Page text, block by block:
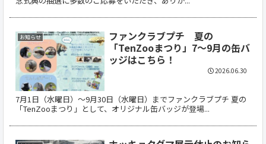
お知らせ
ファンクラブプチ 夏の
「TenZooまつり」7～9月の缶バ
ッジはこちら！
7月1日（水曜日）～9月30日（水曜日）までファンクラブプチ 夏の
「TenZooまつり」として、オリジナル缶バッジが登場...
2026.06.30